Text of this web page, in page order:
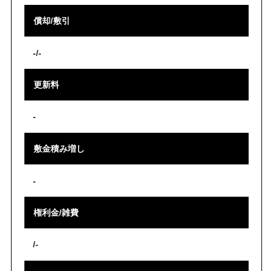
償却/敷引
-/-
更新料
-
敷金積み増し
-
権利金/雑費
/-